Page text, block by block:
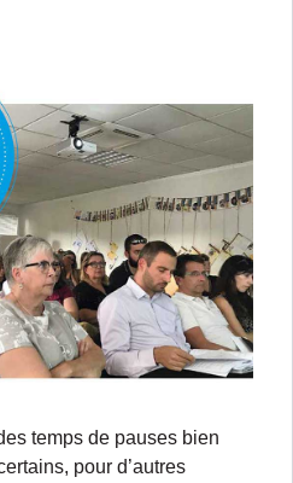
temps de pauses bien
pour d’autres